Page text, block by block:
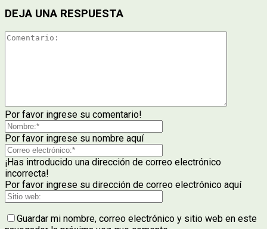
DEJA UNA RESPUESTA
Por favor ingrese su comentario!
Por favor ingrese su nombre aquí
¡Has introducido una dirección de correo electrónico
incorrecta!
Por favor ingrese su dirección de correo electrónico aquí
Guardar mi nombre, correo electrónico y sitio web en este